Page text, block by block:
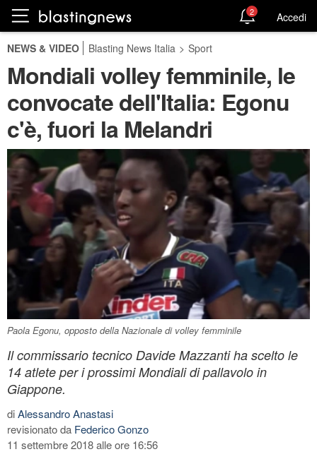
2 Accedi
NEWS & VIDEO Blasting News Italia > Sport
Mondiali volley femminile, le
convocate dell'Italia: Egonu
c'è, fuori la Melandri
Paola Egonu, opposto della Nazionale di volley femminile
Il commissario tecnico Davide Mazzanti ha scelto le
14 atlete per i prossimi Mondiali di pallavolo in
Giappone.
diAlessandro Anastasi
revisionato da Federico Gonzo
11 settembre 2018 alle ore 16:56